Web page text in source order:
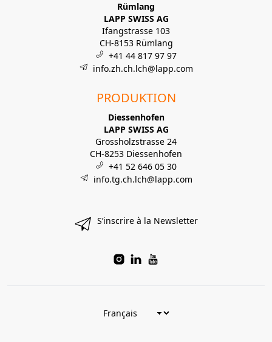
Rümlang
LAPP SWISS AG
Ifangstrasse 103
CH-8153 Rümlang
+41 44 817 97 97
info.zh.ch.lch@lapp.com
PRODUKTION
Diessenhofen
LAPP SWISS AG
Grossholzstrasse 24
CH-8253 Diessenhofen
+41 52 646 05 30
info.tg.ch.lch@lapp.com
S’inscrire à la Newsletter